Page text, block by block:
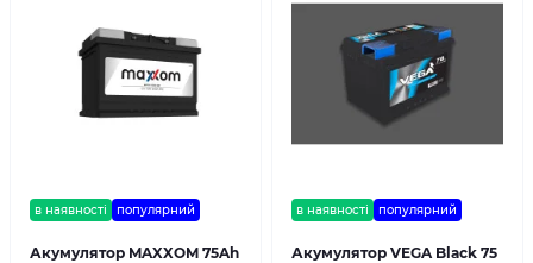
в наявності популярний
Акумулятор MAXXOM 75Ah
в наявності популярний
Акумулятор VEGA Black 75